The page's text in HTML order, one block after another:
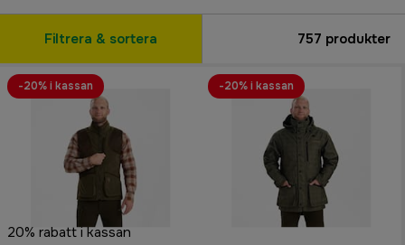
Filtrera & sortera 757 produkter
20% rabatt i kassan
-20% i kassan -20% i kassan